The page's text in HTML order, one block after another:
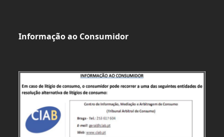
Informação ao Consumidor